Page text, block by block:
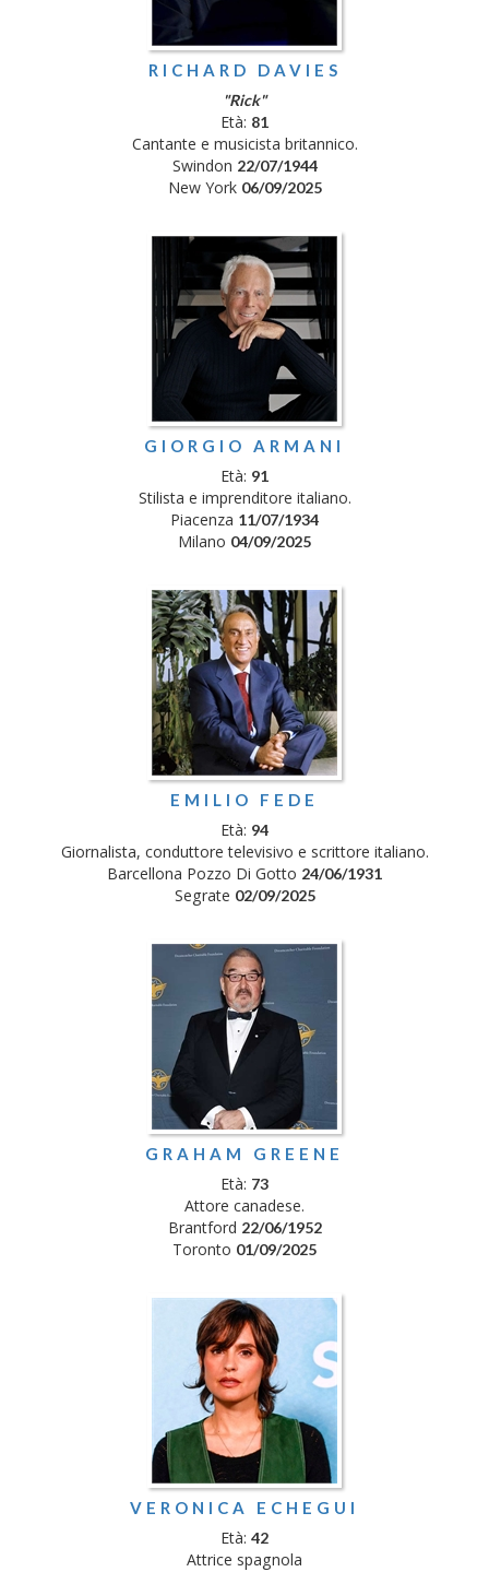
RICHARD DAVIES
"Rick"
Età: 81
Cantante e musicista britannico.
Swindon 22/07/1944
New York 06/09/2025
GIORGIO ARMANI
Età: 91
Stilista e imprenditore italiano.
Piacenza 11/07/1934
Milano 04/09/2025
EMILIO FEDE
Età: 94
Giornalista, conduttore televisivo e scrittore italiano.
Barcellona Pozzo Di Gotto 24/06/1931
Segrate 02/09/2025
GRAHAM GREENE
Età: 73
Attore canadese.
Brantford 22/06/1952
Toronto 01/09/2025
VERONICA ECHEGUI
Età: 42
Attrice spagnola